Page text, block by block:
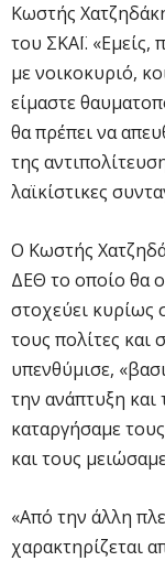
Κωστής
του ΣΚΑΪ.
με νοικοκυριό,
είμαστε
θα πρέπει να
της
λαϊκίστικες
Ο Κωστής
ΔΕΘ το οποίο θα
στοχεύει
τους πολίτες
υπενθύμισε,
την ανάπτυξη
καταργήσαμε
και τους
«Από την άλλη
χαρακτηρίζεται